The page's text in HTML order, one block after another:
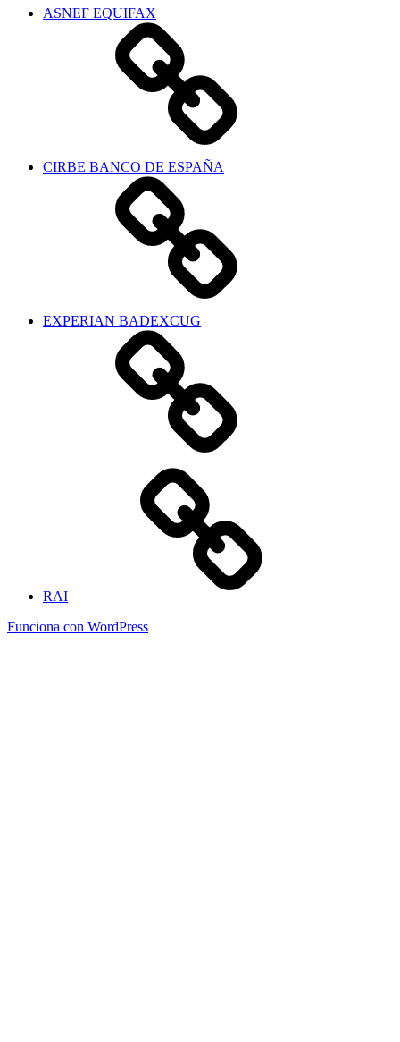
ASNEF EQUIFAX
CIRBE BANCO DE ESPAÑA
EXPERIAN BADEXCUG
RAI
Funciona con WordPress